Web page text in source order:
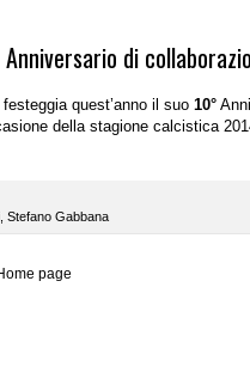
di
quest’anno il suo 10°
della stagione calcistica
Stefano Gabbana
page